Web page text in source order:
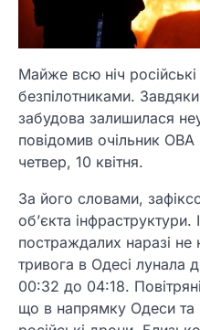
Майже всю ніч
безпілотниками.
забудова залишилася
повідомив очільник
четвер, 10 квітня.
За його словами,
об’єкта
постраждалих наразі не
тривога в Одесі лунала
00:32 до 04:18.
що в напрямку Одеси